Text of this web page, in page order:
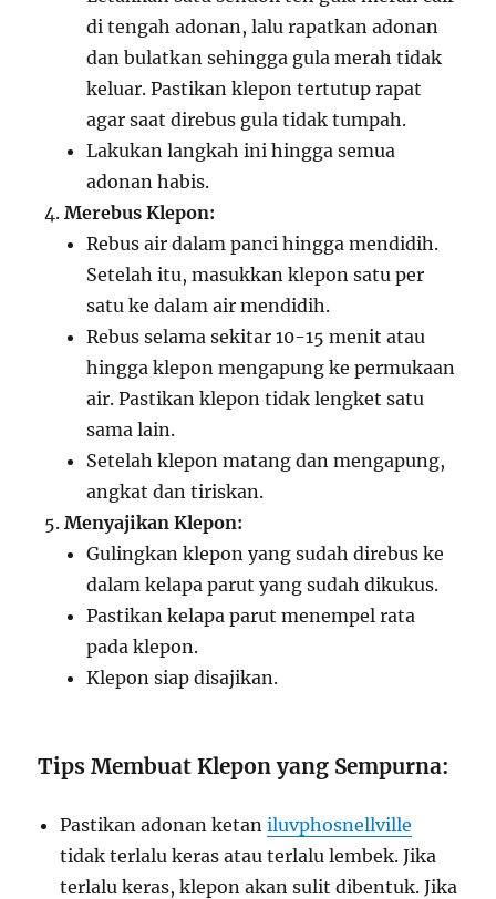
di tengah adonan, lalu rapatkan adonan
dan bulatkan sehingga gula merah tidak
keluar. Pastikan klepon tertutup rapat
agar saat direbus gula tidak tumpah.
Lakukan langkah ini hingga semua
adonan habis.
Merebus Klepon:
Rebus air dalam panci hingga mendidih.
Setelah itu, masukkan klepon satu per
satu ke dalam air mendidih.
Rebus selama sekitar 10-15 menit atau
hingga klepon mengapung ke permukaan
air. Pastikan klepon tidak lengket satu
sama lain.
Setelah klepon matang dan mengapung,
angkat dan tiriskan.
Menyajikan Klepon:
Gulingkan klepon yang sudah direbus ke
dalam kelapa parut yang sudah dikukus.
Pastikan kelapa parut menempel rata
pada klepon.
Klepon siap disajikan.
Tips Membuat Klepon yang Sempurna:
Pastikan adonan ketaniluvphosnellville
tidak terlalu keras atau terlalu lembek. Jika
terlalu keras, klepon akan sulit dibentuk. Jika